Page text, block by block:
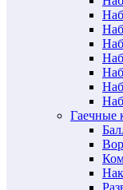
Гаечные